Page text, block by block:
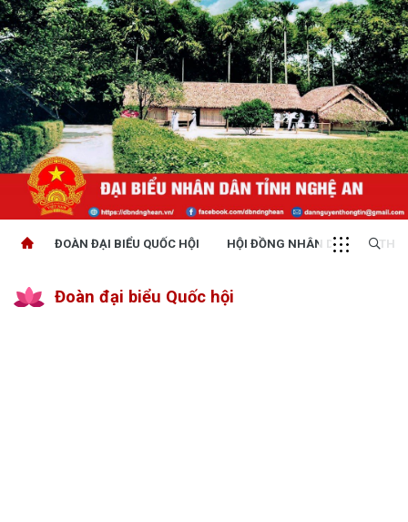
ĐOÀN ĐẠI BIỂU QUỐC HỘI HỘI ĐỒNG NHÂN DÂN
Đoàn đại biểu Quốc hội